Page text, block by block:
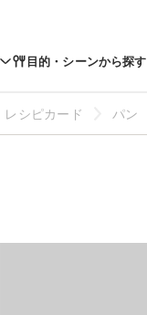
目的・シーンから探す
レシピカード パン